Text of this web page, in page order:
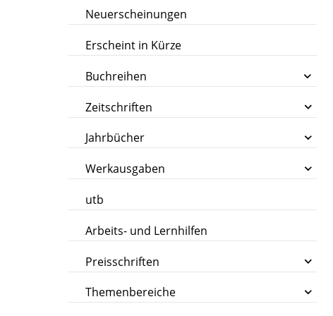
Neuerscheinungen
Erscheint in Kürze
Buchreihen
Zeitschriften
Jahrbücher
Werkausgaben
utb
Arbeits- und Lernhilfen
Preisschriften
Themenbereiche